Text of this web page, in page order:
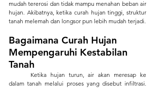
mudah tererosi dan tidak mampu menahan beban air
hujan. Akibatnya, ketika curah hujan tinggi, struktur
tanah melemah dan longsor pun lebih mudah terjadi.
Bagaimana Curah Hujan
Mempengaruhi Kestabilan
Tanah
dalam tanah melalui proses yang disebut infiltrasi.